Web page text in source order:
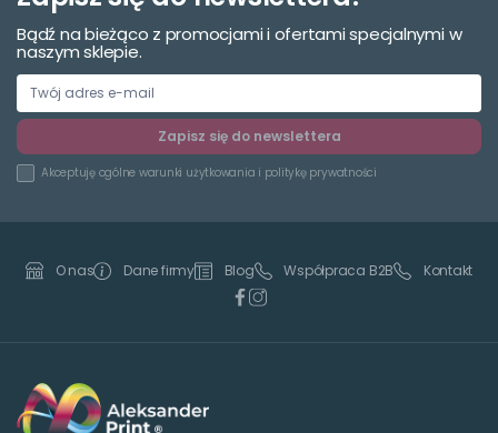
24,95 zł Zobacz
Bądź na bieżąco z promocjami i ofertami specjalnymi w
naszym sklepie.
Zapisz się do newslettera
Akceptuję ogólne warunki użytkowania i politykę prywatności
O nas Dane firmy Blog Współpraca B2B Kontakt